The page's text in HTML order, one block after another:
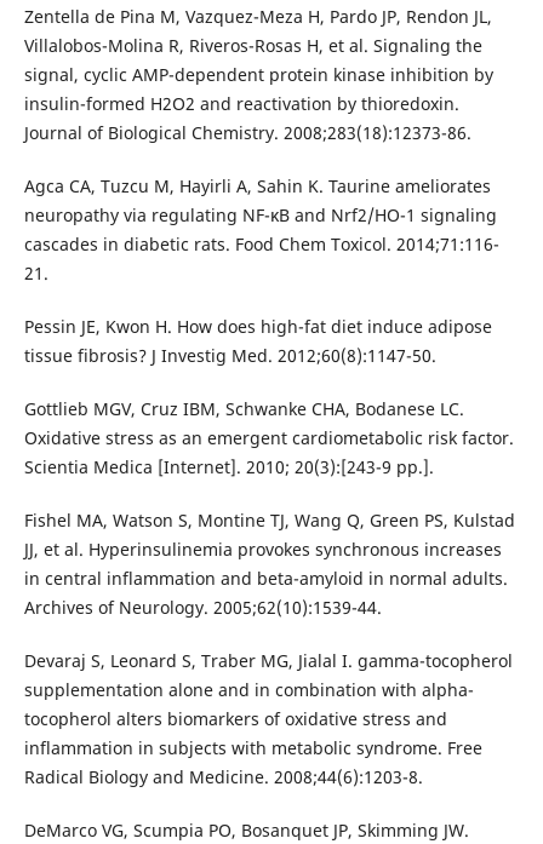
Zentella de Pina M, Vazquez-Meza H, Pardo JP, Rendon JL,
Villalobos-Molina R, Riveros-Rosas H, et al. Signaling the
signal, cyclic AMP-dependent protein kinase inhibition by
insulin-formed H2O2 and reactivation by thioredoxin.
Journal of Biological Chemistry. 2008;283(18):12373-86.
Agca CA, Tuzcu M, Hayirli A, Sahin K. Taurine ameliorates
neuropathy via regulating NF-κB and Nrf2/HO-1 signaling
cascades in diabetic rats. Food Chem Toxicol. 2014;71:116-
21.
Pessin JE, Kwon H. How does high-fat diet induce adipose
tissue fibrosis? J Investig Med. 2012;60(8):1147-50.
Gottlieb MGV, Cruz IBM, Schwanke CHA, Bodanese LC.
Oxidative stress as an emergent cardiometabolic risk factor.
Scientia Medica [Internet]. 2010; 20(3):[243-9 pp.].
Fishel MA, Watson S, Montine TJ, Wang Q, Green PS, Kulstad
JJ, et al. Hyperinsulinemia provokes synchronous increases
in central inflammation and beta-amyloid in normal adults.
Archives of Neurology. 2005;62(10):1539-44.
Devaraj S, Leonard S, Traber MG, Jialal I. gamma-tocopherol
supplementation alone and in combination with alpha-
tocopherol alters biomarkers of oxidative stress and
inflammation in subjects with metabolic syndrome. Free
Radical Biology and Medicine. 2008;44(6):1203-8.
DeMarco VG, Scumpia PO, Bosanquet JP, Skimming JW.